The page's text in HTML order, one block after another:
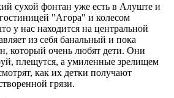
сухой фонтан уже есть в Алуште и
"Агора" и колесом
у нас находится на центральной
из себя банальный и пока
который очень любят дети. Они
плещутся, а умиленные зрелищем
как их детки получают
грязи.